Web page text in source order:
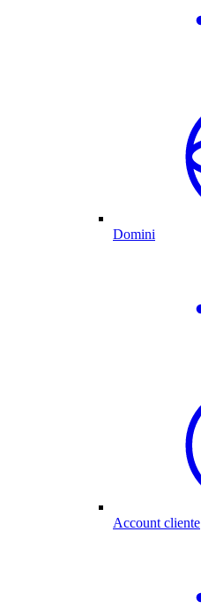
Domini
Account cliente